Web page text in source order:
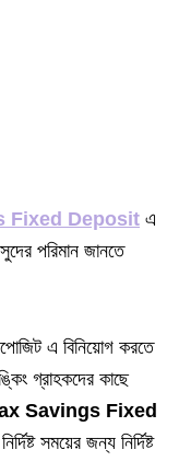
Fixed Deposit এ
পরিমান জানতে
এ বিনিয়োগ করতে
গ্রাহকদের কাছে
Savings Fixed
সময়ের জন্য নির্দিষ্ট